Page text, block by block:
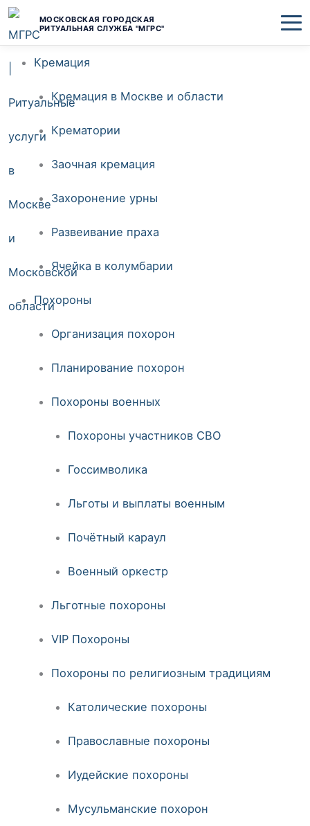
Перейти
к
МОСКОВСКАЯ ГОРОДСКАЯ
РИТУАЛЬНАЯ СЛУЖБА "МГРС"
Кремация
Кремация в Москве и области
Крематории
Заочная кремация
Захоронение урны
Развеивание праха
Ячейка в колумбарии
Похороны
Организация похорон
Планирование похорон
Похороны военных
Похороны участников СВО
Госсимволика
Льготы и выплаты военным
Почётный караул
Военный оркестр
Льготные похороны
VIP Похороны
Похороны по религиозным традициям
Католические похороны
Православные похороны
Иудейские похороны
Мусульманские похорон